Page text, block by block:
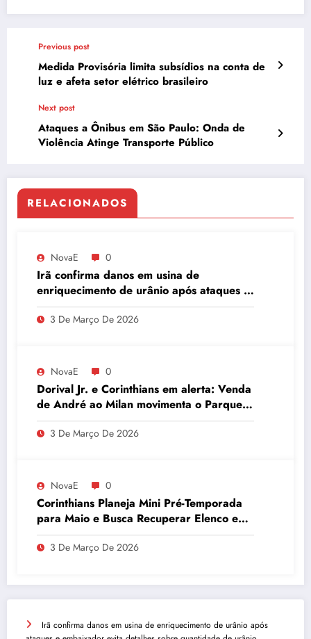
Previous post
Medida Provisória limita subsídios na conta de
luz e afeta setor elétrico brasileiro
Next post
Ataques a Ônibus em São Paulo: Onda de
Violência Atinge Transporte Público
RELACIONADOS
NovaE 0
Irã confirma danos em usina de
enriquecimento de urânio após ataques e
embaixador evita detalhes sobre
quantidade de urânio enriquecido
3 De Março De 2026
NovaE 0
Dorival Jr. e Corinthians em alerta: Venda
de André ao Milan movimenta o Parque
São Jorge
3 De Março De 2026
NovaE 0
Corinthians Planeja Mini Pré-Temporada
para Maio e Busca Recuperar Elenco e
Desempenho
3 De Março De 2026
Irã confirma danos em usina de enriquecimento de urânio após